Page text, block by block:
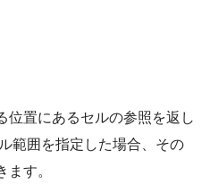
位置にあるセルの参照を返し
範囲を指定した場合、その
す。